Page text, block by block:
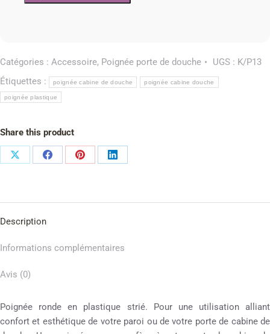
Catégories : Accessoire, Poignée porte de douche UGS : K/P13
Étiquettes :
poignée cabine de douche poignée cabine douche
poignée plastique
Share this product
Description
Informations complémentaires
Avis (0)
Poignée ronde en plastique strié. Pour une utilisation alliant
confort et esthétique de votre paroi ou de votre porte de cabine de